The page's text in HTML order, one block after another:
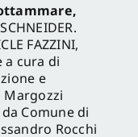
FAZZINI,
a cura di
e
Comune di
Rocchi